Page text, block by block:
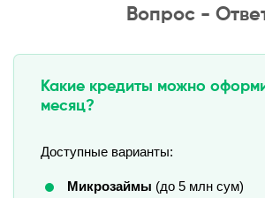
Вопрос -
Какие кредиты можно
месяц?
Доступные варианты:
Микрозаймы (до 5 млн сум)